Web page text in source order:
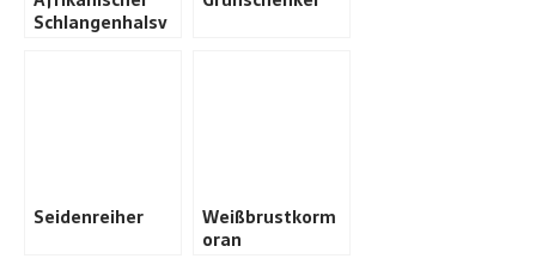
Schlangenhalsv
Seidenreiher
Weißbrustkorm
oran